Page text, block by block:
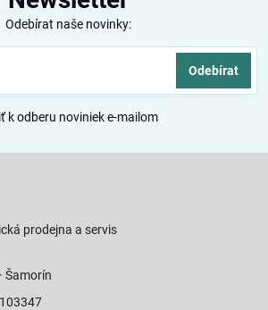
Odebírat naše novinky:
Odebírat
k odberu noviniek e-mailom
prodejna a servis
Šamorín